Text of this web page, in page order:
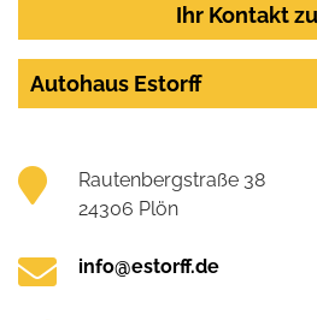
Ihr Kontakt
Autohaus Estorff
Rautenbergstraße 38
24306 Plön
info@estorff.de